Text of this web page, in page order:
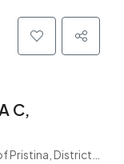
C,
Prishtina, 10060, Kosovo